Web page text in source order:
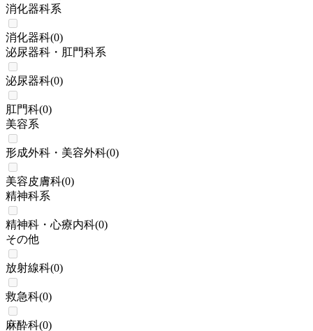
消化器科系
消化器科(0)
泌尿器科・肛門科系
泌尿器科(0)
肛門科(0)
美容系
形成外科・美容外科(0)
美容皮膚科(0)
精神科系
精神科・心療内科(0)
その他
放射線科(0)
救急科(0)
麻酔科(0)